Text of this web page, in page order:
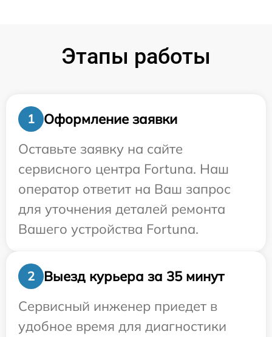
Этапы работы
1
Оформление заявки
Оставьте заявку на сайте
сервисного центра Fortuna. Наш
оператор ответит на Ваш запрос
для уточнения деталей ремонта
Вашего устройства Fortuna.
2
Выезд курьера за 35 минут
Сервисный инженер приедет в
удобное время для диагностики